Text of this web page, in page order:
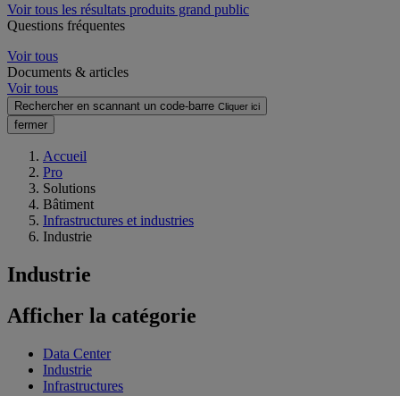
Voir tous les résultats produits grand public
Questions fréquentes
Voir tous
Documents & articles
Voir tous
Rechercher en scannant un code-barre Cliquer ici
fermer
Accueil
Pro
Solutions
Bâtiment
Infrastructures et industries
Industrie
Industrie
Afficher la catégorie
Data Center
Industrie
Infrastructures